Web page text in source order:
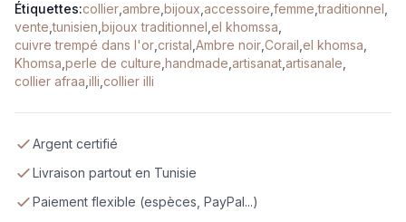
Étiquettes:collier ambre bijoux accessoire femme ,traditionnel
vente ,tunisien bijoux traditionnel el khomssa
cuivre trempé dans l'or cristal Ambre noir Corail el khomsa
Khomsa perle de culture handmade artisanat artisanale
collier afraa illi collier illi
Argent certifié
Livraison partout en Tunisie
Paiement flexible (espèces, PayPal...)